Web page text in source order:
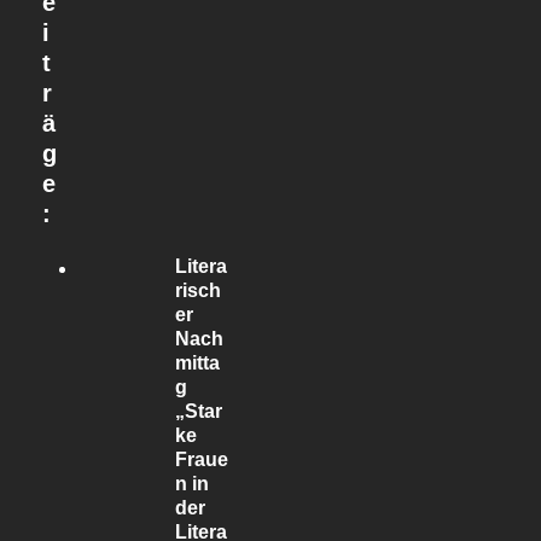
i
t
r
ä
g
e
:
Litera
risch
er
Nach
mitta
g
„Star
ke
Fraue
n in
der
Litera